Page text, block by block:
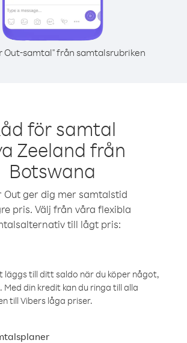
Out-samtal" från samtalsrubriken
för samtal
Zeeland från
Botswana
Out ger dig mer samtalstid
pris. Välj från våra flexibla
till lågt pris:
läggs till ditt saldo när du köper något,
din kredit kan du ringa till alla
till Vibers låga priser.